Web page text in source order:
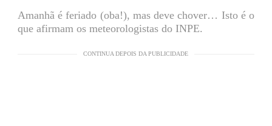
Amanhã é feriado (oba!), mas deve chover… Isto é o
que afirmam os meteorologistas do INPE.
CONTINUA DEPOIS DA PUBLICIDADE